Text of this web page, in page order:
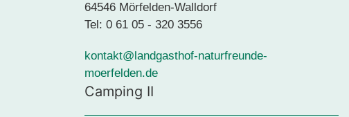
64546 Mörfelden-​Walldorf
Tel: 0 61 05 - 320 3556
kontakt@landgasthof-naturfreunde-
moerfelden.de
Camping II